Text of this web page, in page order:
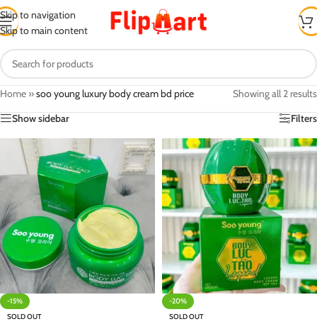
Skip to navigation
Skip to main content
Home »soo young luxury body cream bd price
Showing all 2 results
Show sidebar
Filters
-15%
SOLD OUT
-20%
SOLD OUT